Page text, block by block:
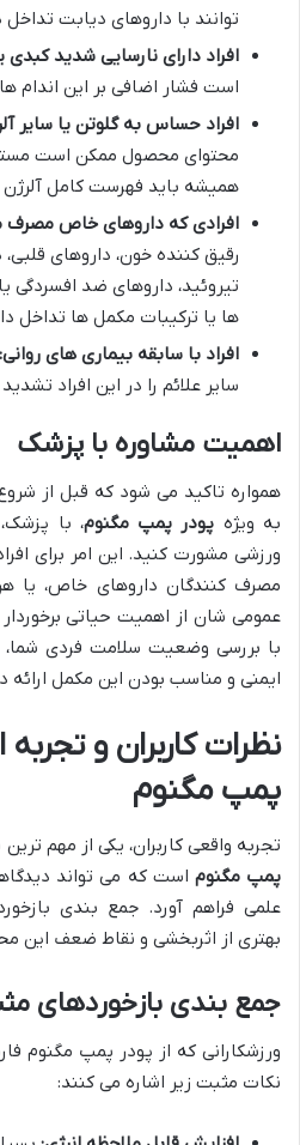
توانند با داروهای دیابت
افراد دارای نارسایی شدید کبدی
است فشار اضافی بر این اندام
افراد حساس به گلوتن یا سایر
محتوای محصول ممکن است
همیشه باید فهرست کامل آلرژن
افرادی که داروهای خاص مصرف
رقیق کننده خون، داروهای
تیروئید، داروهای ضد افسردگی
ها یا ترکیبات مکمل ها تداخل
افراد با سابقه بیماری های روانی:
سایر علائم را در این افراد
اهمیت مشاوره با پزشک
همواره تاکید می شود که قبل از
به ویژه پودر پمپ مگنوم، با
ورزشی مشورت کنید. این امر برای
مصرف کنندگان داروهای خاص، یا
عمومی شان از اهمیت حیاتی
با بررسی وضعیت سلامت فردی شما،
ایمنی و مناسب بودن این مکمل ارائه
نظرات کاربران و تجربه
پمپ مگنوم
تجربه واقعی کاربران، یکی از مهم
پمپ مگنوم است که می تواند
علمی فراهم آورد. جمع بندی
بهتری از اثربخشی و نقاط ضعف این
جمع بندی بازخوردهای
ورزشکارانی که از پودر پمپ مگنوم
نکات مثبت زیر اشاره می کنند: